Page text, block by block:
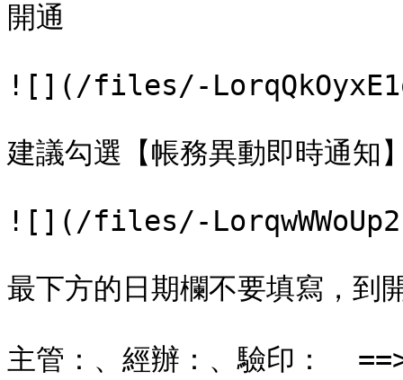
開通
![](/files/-
建議勾選【帳務異動即時通知
![](/files/-
最下方的日期欄不要填寫，到
主管：、經辦：、驗印：